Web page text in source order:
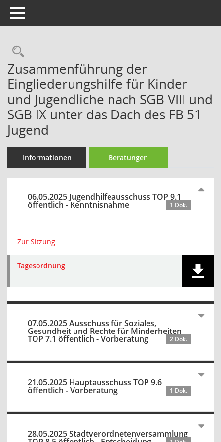
Toggle navigation
Rechercheauswahl
Zusammenführung der
Eingliederungshilfe für Kinder
und Jugendliche nach SGB VIII und
SGB IX unter das Dach des FB 51
Jugend
Informationen Beratungen
06.05.2025 Jugendhilfeausschuss TOP 9.1
öffentlich - Kenntnisnahme 1 Dok.
Zur Sitzung ...
Tagesordnung
07.05.2025 Ausschuss für Soziales,
Gesundheit und Rechte für Minderheiten
TOP 7.1 öffentlich - Vorberatung 2 Dok.
21.05.2025 Hauptausschuss TOP 9.6
öffentlich - Vorberatung 1 Dok.
28.05.2025 Stadtverordnetenversammlung